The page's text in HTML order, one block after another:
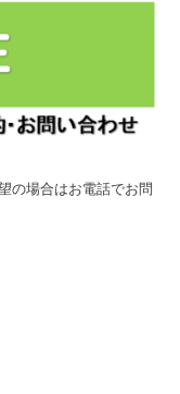
の場合はお電話でお問